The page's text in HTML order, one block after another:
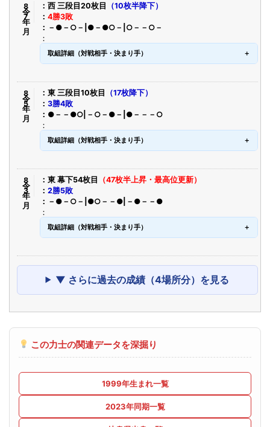
令8年7月 西 三段目20枚目
（10枚半降下）
4勝3敗
－●－○－|●－●○－|○－－○－
取組詳細（対戦相手・決まり手）
令8年5月 東 三段目10枚目
（17枚降下）
3勝4敗
●－－●○|－○－●－|●－－－○
取組詳細（対戦相手・決まり手）
令8年3月 東 幕下54枚目
（47枚半上昇・最高位更新）
2勝5敗
－●－○－|●○－－●|－●－－●
取組詳細（対戦相手・決まり手）
▼ さらに過去の成績（4場所分）を見る
この力士の関連データを深掘り
1999年生まれ一覧
2023年同期一覧